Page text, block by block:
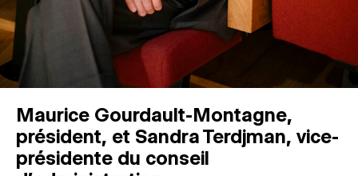
Maurice Gourdault-Montagne,
président, et Sandra Terdjman, vice-
présidente du conseil